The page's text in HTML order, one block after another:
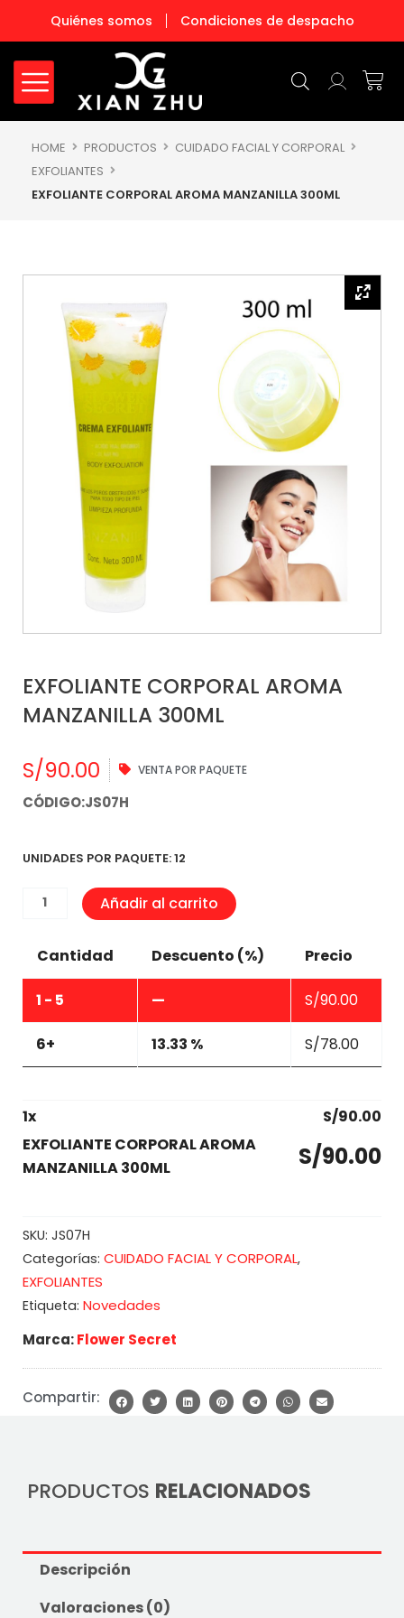
contenido
Quiénes somos Condiciones de despacho
HOME PRODUCTOS
CUIDADO FACIAL Y CORPORAL
EXFOLIANTES
EXFOLIANTE CORPORAL AROMA MANZANILLA 300ML
EXFOLIANTE CORPORAL AROMA
MANZANILLA 300ML
S/90.00 VENTA POR PAQUETE
CÓDIGO:JS07H
UNIDADES POR PAQUETE: 12
EXFOLIANTE
CORPORAL
300ML
Añadir al carrito
Cantidad Descuento (%) Precio
1 - 5 — S/90.00
6+ 13.33 % S/78.00
1x S/90.00
EXFOLIANTE CORPORAL AROMA
MANZANILLA 300ML
S/90.00
SKU: JS07H
Categorías: CUIDADO FACIAL Y CORPORAL,
EXFOLIANTES
Etiqueta: Novedades
Marca:Flower Secret
Compartir:
PRODUCTOS RELACIONADOS
Descripción
Valoraciones (0)